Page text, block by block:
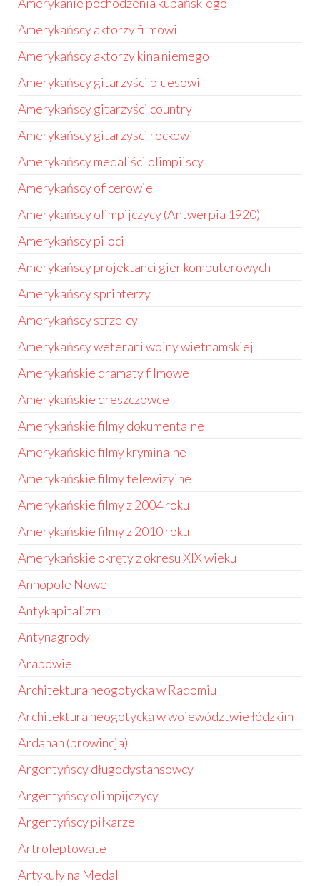
Amerykańscy aktorzy filmowi
Amerykańscy aktorzy kina niemego
Amerykańscy gitarzyści bluesowi
Amerykańscy gitarzyści country
Amerykańscy gitarzyści rockowi
Amerykańscy medaliści olimpijscy
Amerykańscy oficerowie
Amerykańscy olimpijczycy (Antwerpia 1920)
Amerykańscy piloci
Amerykańscy projektanci gier komputerowych
Amerykańscy sprinterzy
Amerykańscy strzelcy
Amerykańscy weterani wojny wietnamskiej
Amerykańskie dramaty filmowe
Amerykańskie dreszczowce
Amerykańskie filmy dokumentalne
Amerykańskie filmy kryminalne
Amerykańskie filmy telewizyjne
Amerykańskie filmy z 2004 roku
Amerykańskie filmy z 2010 roku
Amerykańskie okręty z okresu XIX wieku
Annopole Nowe
Antykapitalizm
Antynagrody
Arabowie
Architektura neogotycka w Radomiu
Architektura neogotycka w województwie łódzkim
Ardahan (prowincja)
Argentyńscy długodystansowcy
Argentyńscy olimpijczycy
Argentyńscy piłkarze
Artroleptowate
Artykuły na Medal